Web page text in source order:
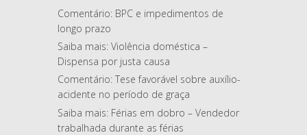
Comentário: BPC e impedimentos de
longo prazo
Saiba mais: Violência doméstica –
Dispensa por justa causa
Comentário: Tese favorável sobre auxílio-
acidente no período de graça
Saiba mais: Férias em dobro – Vendedor
trabalhada durante as férias